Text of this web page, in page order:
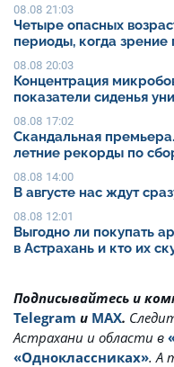
08.08 21:03
Четыре опасных
периоды, когда зрение
08.08 20:03
Концентрация
показатели сиденья
08.08 17:02
Скандальная
летние рекорды по
08.08 14:00
В августе нас ждут
08.08 12:01
Выгодно ли покупать
в Астрахань и кто их
Подписывайтесь и
Telegram и MAX.
Астрахани и области в
«Одноклассниках». А